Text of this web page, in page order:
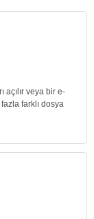
veya bir e-
farklı dosya